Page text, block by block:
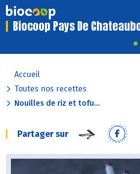
Biocoop Pays De
Accueil
Toutes nos recettes
Nouilles de riz et tofu...
Partager sur